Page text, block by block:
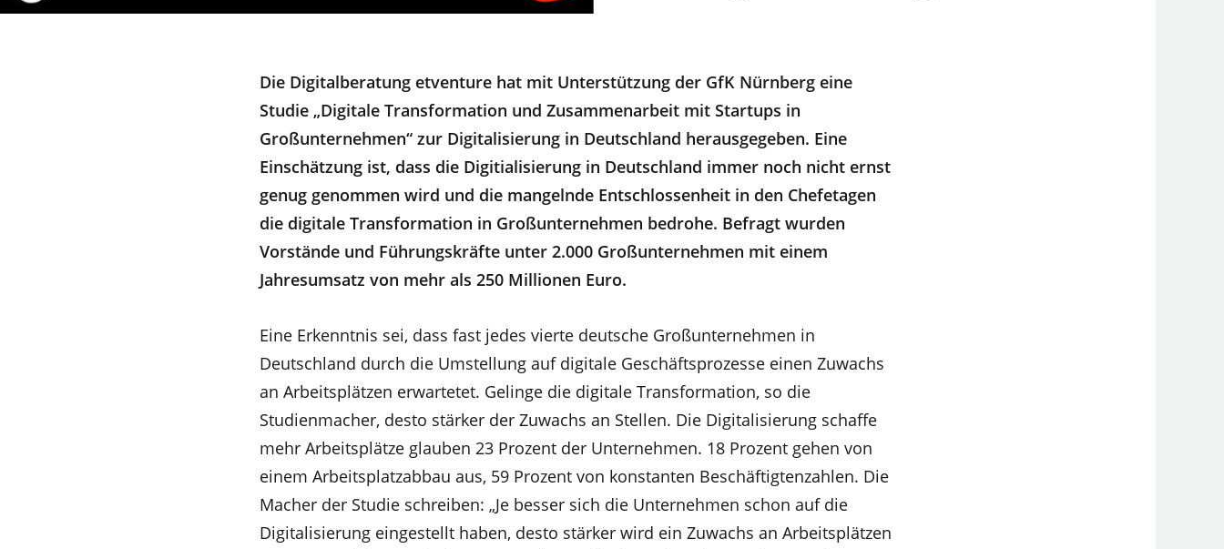
Die Digitalberatung etventure hat mit Unterstützung der GfK Nürnberg eine
Studie „Digitale Transformation und Zusammenarbeit mit Startups in
Großunternehmen“ zur Digitalisierung in Deutschland herausgegeben. Eine
Einschätzung ist, dass die Digitialisierung in Deutschland immer noch nicht ernst
genug genommen wird und die mangelnde Entschlossenheit in den Chefetagen
die digitale Transformation in Großunternehmen bedrohe. Befragt wurden
Vorstände und Führungskräfte unter 2.000 Großunternehmen mit einem
Jahresumsatz von mehr als 250 Millionen Euro.
Eine Erkenntnis sei, dass fast jedes vierte deutsche Großunternehmen in
Deutschland durch die Umstellung auf digitale Geschäftsprozesse einen Zuwachs
an Arbeitsplätzen erwartetet. Gelinge die digitale Transformation, so die
Studienmacher, desto stärker der Zuwachs an Stellen. Die Digitalisierung schaffe
mehr Arbeitsplätze glauben 23 Prozent der Unternehmen. 18 Prozent gehen von
einem Arbeitsplatzabbau aus, 59 Prozent von konstanten Beschäftigtenzahlen. Die
Macher der Studie schreiben: „Je besser sich die Unternehmen schon auf die
Digitalisierung eingestellt haben, desto stärker wird ein Zuwachs an Arbeitsplätzen